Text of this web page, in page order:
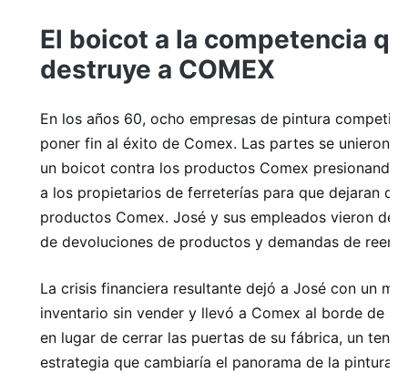
El boicot a la competencia
destruye a COMEX
En los años 60, ocho empresas de pintura
poner fin al éxito de Comex. Las partes se unieron
un boicot contra los productos Comex presionando
a los propietarios de ferreterías para que dejaran de
productos Comex. José y sus empleados vieron de
de devoluciones de productos y demandas de
La crisis financiera resultante dejó a José con un
inventario sin vender y llevó a Comex al borde de la
en lugar de cerrar las puertas de su fábrica, un
estrategia que cambiaría el panorama de la pintura